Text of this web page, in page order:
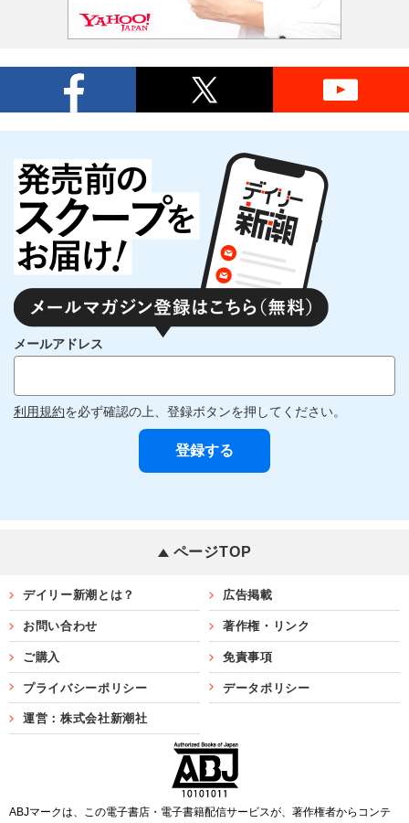
メールアドレス
利用規約を必ず確認の上、登録ボタンを押してください。
ページTOP
デイリー新潮とは？ 広告掲載
お問い合わせ 著作権・リンク
ご購入 免責事項
プライバシーポリシー データポリシー
運営：株式会社新潮社
ABJマークは、この電子書店・電子書籍配信サービスが、著作権者からコンテ